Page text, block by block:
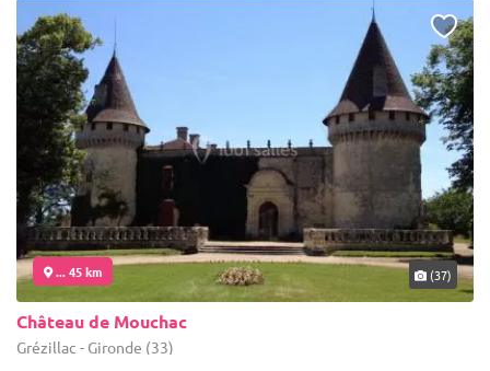
... 45 km (37)
Château de Mouchac
Grézillac - Gironde (33)